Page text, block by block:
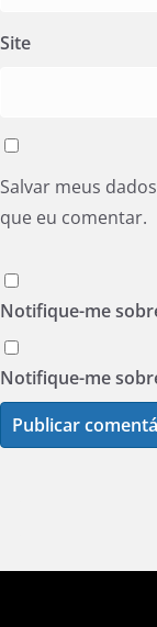
Site
Salvar meus
que eu comentar.
Notifique-me
Notifique-me